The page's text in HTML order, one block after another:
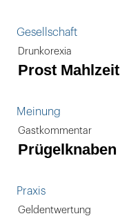
Gesellschaft
Drunkorexia
Prost Mahlzeit
Meinung
Gastkommentar
Prügelknaben
Praxis
Geldentwertung